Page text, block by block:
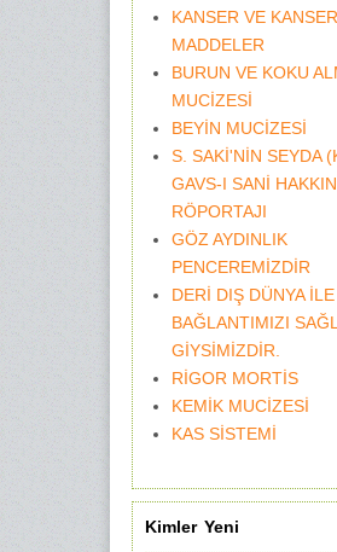
KANSER VE
MADDELER
BURUN VE KOKU
MUCİZESİ
BEYİN MUCİZESİ
S. SAKİ'NİN SEYDA
GAVS-I SANİ
RÖPORTAJI
GÖZ AYDINLIK
PENCEREMİZDİR
DERİ DIŞ DÜNYA İLE
BAĞLANTIMIZI
GİYSİMİZDİR.
RİGOR MORTİS
KEMİK MUCİZESİ
KAS SİSTEMİ
Kimler Yeni